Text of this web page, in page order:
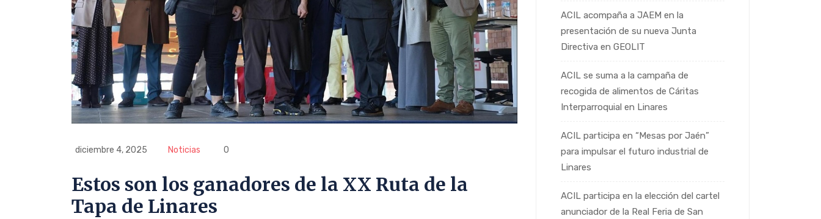
diciembre 4, 2025 Noticias 0
Estos son los ganadores de la XX Ruta de la
Tapa de Linares
ACIL acompaña a JAEM en la
presentación de su nueva Junta
Directiva en GEOLIT
ACIL se suma a la campaña de
recogida de alimentos de Cáritas
Interparroquial en Linares
ACIL participa en “Mesas por Jaén”
para impulsar el futuro industrial de
Linares
ACIL participa en la elección del cartel
anunciador de la Real Feria de San